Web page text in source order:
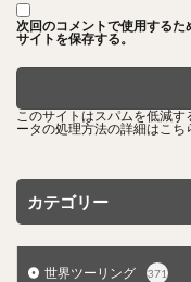
次回のコメントで使用するた
サイトを保存する。
このサイトはスパムを低減す
ータの処理方法の詳細はこち
カテゴリー
世界ツーリング 371